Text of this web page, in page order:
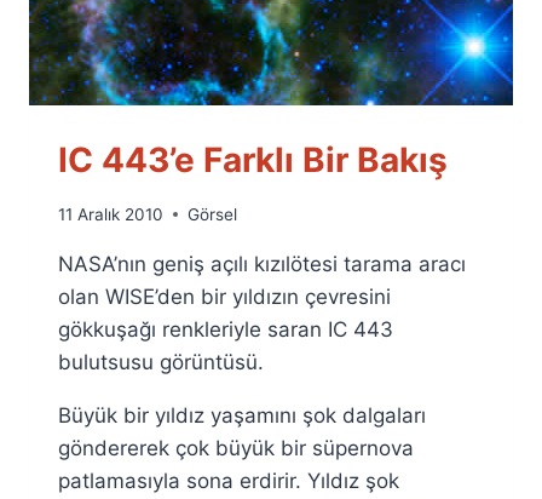
IC 443’e Farklı Bir Bakış
By
Fuat
Özyar
11 Aralık 2010 Görsel
NASA’nın geniş açılı kızılötesi tarama aracı
olan WISE’den bir yıldızın çevresini
gökkuşağı renkleriyle saran IC 443
bulutsusu görüntüsü.
Büyük bir yıldız yaşamını şok dalgaları
göndererek çok büyük bir süpernova
patlamasıyla sona erdirir. Yıldız şok